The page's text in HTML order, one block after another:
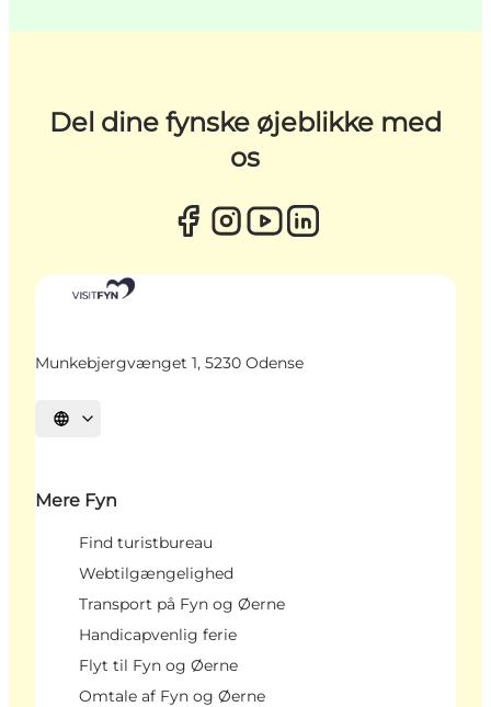
Del dine fynske øjeblikke med
os
Munkebjergvænget 1, 5230 Odense
Vælg sprog
Mere Fyn
Find turistbureau
Webtilgængelighed
Transport på Fyn og Øerne
Handicapvenlig ferie
Flyt til Fyn og Øerne
Omtale af Fyn og Øerne